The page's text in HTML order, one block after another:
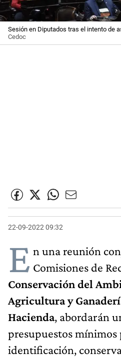
Sesión en Diputados tras el intento de
Cedoc
22-09-2022 09:32
E n una reunión
Comisiones de
Conservación del
Agricultura y
Hacienda, abordarán
presupuestos mínimos
identificación,